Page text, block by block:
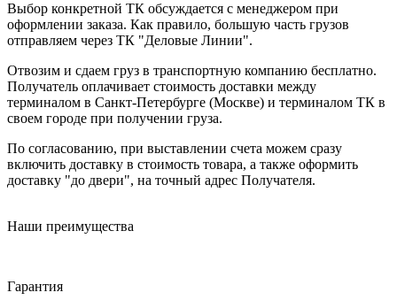
Выбор конкретной ТК обсуждается с менеджером при
оформлении заказа. Как правило, большую часть грузов
отправляем через ТК "Деловые Линии".
Отвозим и сдаем груз в транспортную компанию бесплатно.
Получатель оплачивает стоимость доставки между
терминалом в Санкт-Петербурге (Москве) и терминалом ТК в
своем городе при получении груза.
По согласованию, при выставлении счета можем сразу
включить доставку в стоимость товара, а также оформить
доставку "до двери", на точный адрес Получателя.
Наши преимущества
Гарантия